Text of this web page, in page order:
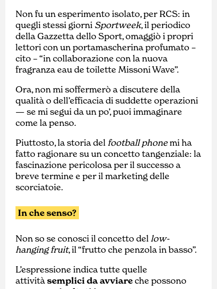
Non fu un esperimento isolato, per RCS: in
quegli stessi giorni Sportweek, il periodico
della Gazzetta dello Sport, omaggiò i propri
lettori con un portamascherina profumato –
cito – “in collaborazione con la nuova
fragranza eau de toilette Missoni Wave”.
Ora, non mi soffermerò a discutere della
qualità o dell’efficacia di suddette operazioni
— se mi segui da un po’, puoi immaginare
come la penso.
Piuttosto, la storia del football phonemi ha
fatto ragionare su un concetto tangenziale: la
fascinazione pericolosa per il successo a
breve termine e per il marketing delle
scorciatoie.
In che senso?
Non so se conosci il concetto dellow-
hanging fruit, il “frutto che penzola in basso”.
L’espressione indica tutte quelle
attivitàsemplici da avviareche possono